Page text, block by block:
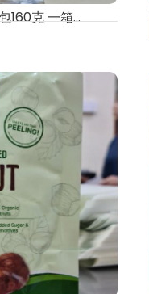
160克 一箱...